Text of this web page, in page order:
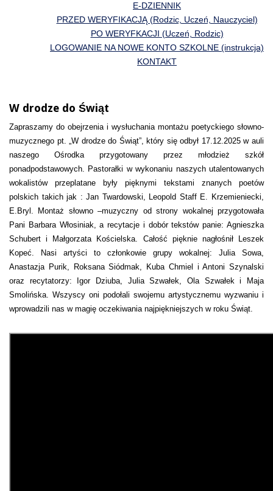
E-DZIENNIK
PRZED WERYFIKACJĄ (Rodzic, Uczeń, Nauczyciel)
PO WERYFKACJI (Uczeń, Rodzic)
LOGOWANIE NA NOWE KONTO SZKOLNE (instrukcja)
KONTAKT
W drodze do Świąt
Zapraszamy do obejrzenia i wysłuchania montażu poetyckiego słowno-
muzycznego pt. „W drodze do Świąt”, który się odbył 17.12.2025 w auli
naszego Ośrodka przygotowany przez młodzież szkół
ponadpodstawowych. Pastorałki w wykonaniu naszych utalentowanych
wokalistów przeplatane były pięknymi tekstami znanych poetów
polskich takich jak : Jan Twardowski, Leopold Staff E. Krzemieniecki,
E.Bryl. Montaż słowno –muzyczny od strony wokalnej przygotowała
Pani Barbara Włosiniak, a recytacje i dobór tekstów panie: Agnieszka
Schubert i Małgorzata Kościelska. Całość pięknie nagłośnił Leszek
Kopeć. Nasi artyści to członkowie grupy wokalnej: Julia Sowa,
Anastazja Purik, Roksana Siódmak, Kuba Chmiel i Antoni Szynalski
oraz recytatorzy: Igor Dziuba, Julia Szwałek, Ola Szwałek i Maja
Smolińska. Wszyscy oni podołali swojemu artystycznemu wyzwaniu i
wprowadzili nas w magię oczekiwania najpiękniejszych w roku Świąt.